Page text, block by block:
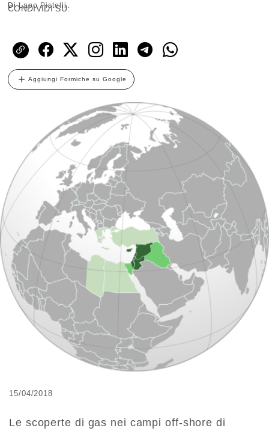
DiLapo Pistelli
CONDIVIDI SU:
Aggiungi Formiche su Google
15/04/2018
Le scoperte di gas nei campi off-shore di